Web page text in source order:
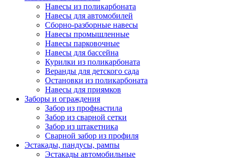
Навесы из поликарбоната
Навесы для автомобилей
Сборно-разборные навесы
Навесы промышленные
Навесы парковочные
Навесы для бассейна
Курилки из поликарбоната
Веранды для детского сада
Остановки из поликарбоната
Навесы для приямков
Заборы и ограждения
Забор из профнастила
Забор из сварной сетки
Забор из штакетника
Сварной забор из профиля
Эстакады, пандусы, рампы
Эстакады автомобильные